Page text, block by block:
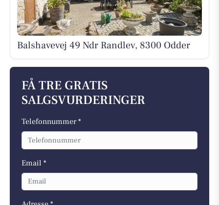
Balshavevej 49 Ndr Randlev, 8300 Odder
FÅ TRE GRATIS
SALGSVURDERINGER
Telefonnummer *
Email *